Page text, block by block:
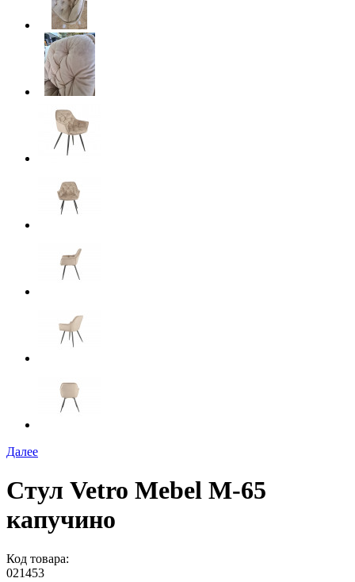
Далее
Стул Vetro Mebel М-65
капучино
Код товара:
021453